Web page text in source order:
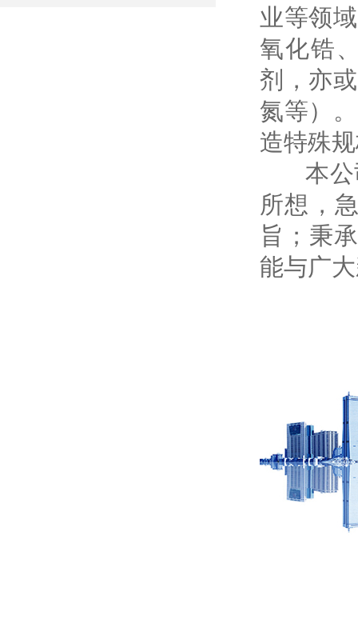
业等领
氧化锆
剂，亦
氮等）
造特殊
本公司
所想，
旨；秉
能与广